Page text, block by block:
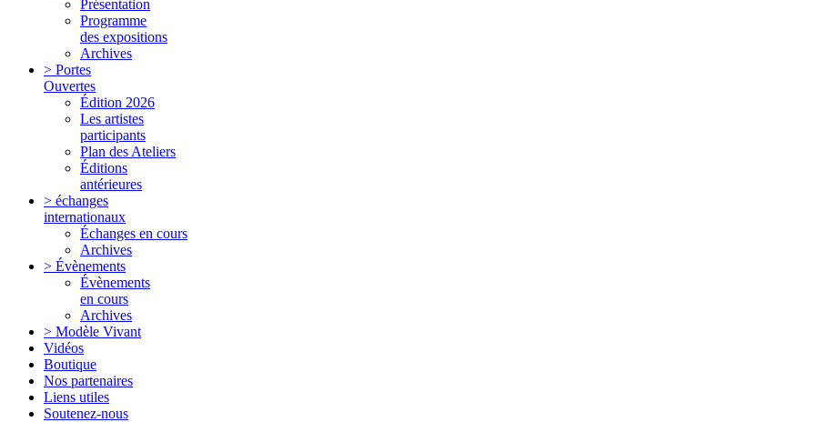
Présentation
Programme
des expositions
Archives
> Portes
Ouvertes
Édition 2026
Les artistes
participants
Plan des Ateliers
Éditions
antérieures
> échanges
internationaux
Échanges en cours
Archives
> Évènements
Évènements
en cours
Archives
> Modèle Vivant
Vidéos
Boutique
Nos partenaires
Liens utiles
Soutenez-nous